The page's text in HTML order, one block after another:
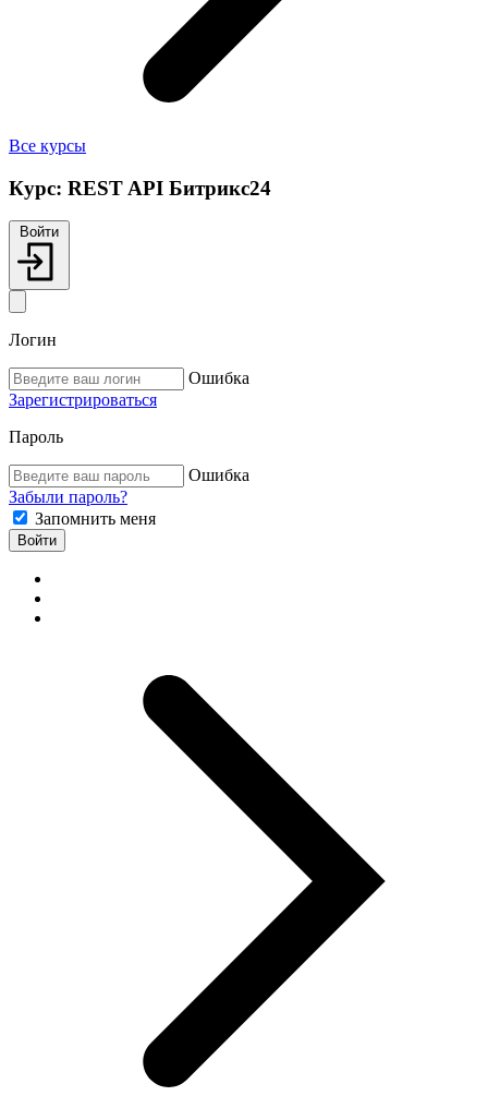
Все курсы
Курс: REST API Битрикс24
Войти
Логин
Ошибка
Зарегистрироваться
Пароль
Ошибка
Забыли пароль?
Запомнить меня
Войти